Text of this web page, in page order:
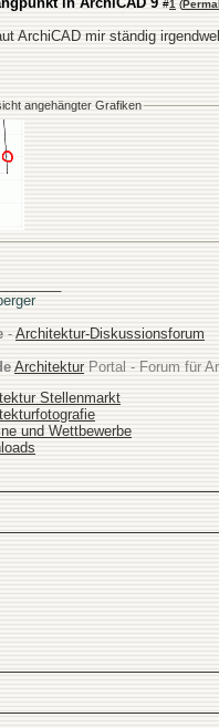
#1 (
ArchiCAD mir ständig
angehängter Grafiken
- Architektur-Diskussionsforum
Architektur Portal - Forum für
Stellenmarkt
und Wettbewerbe